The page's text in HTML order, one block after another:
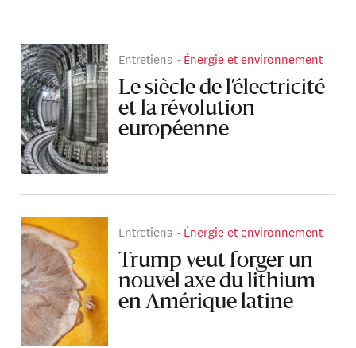
Entretiens Énergie et environnement
Le siècle de l’électricité
et la révolution
européenne
Entretiens Énergie et environnement
Trump veut forger un
nouvel axe du lithium
en Amérique latine